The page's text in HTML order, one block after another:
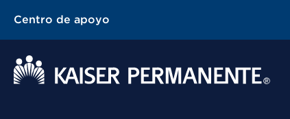
Centro de apoyo